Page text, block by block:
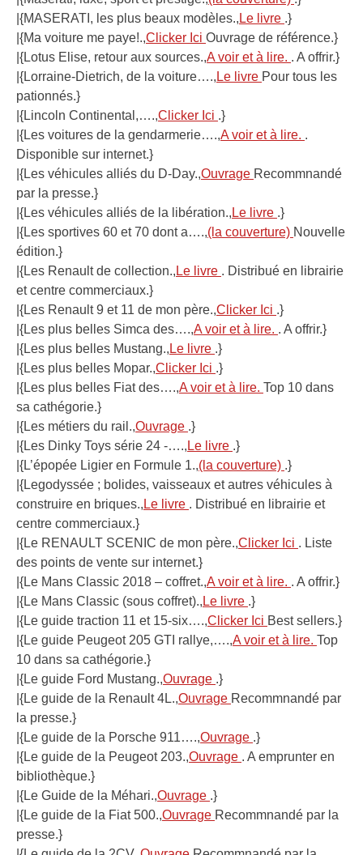
|{MASERATI, les plus beaux modèles., Le livre .}
|{Ma voiture me paye!.,Clicker Ici Ouvrage de référence.}
|{Lotus Elise, retour aux sources.,A voir et à lire. . A offrir.}
|{Lorraine-Dietrich, de la voiture…., Le livre Pour tous les
pationnés.}
|{Lincoln Continental,….,Clicker Ici .}
|{Les voitures de la gendarmerie….,A voir et à lire. .
Disponible sur internet.}
|{Les véhicules alliés du D-Day.,Ouvrage Recommnandé
par la presse.}
|{Les véhicules alliés de la libération., Le livre .}
|{Les sportives 60 et 70 dont a….,(la couverture) Nouvelle
édition.}
|{Les Renault de collection., Le livre . Distribué en librairie
et centre commerciaux.}
|{Les Renault 9 et 11 de mon père.,Clicker Ici .}
|{Les plus belles Simca des….,A voir et à lire. . A offrir.}
|{Les plus belles Mustang., Le livre .}
|{Les plus belles Mopar.,Clicker Ici .}
|{Les plus belles Fiat des….,A voir et à lire. Top 10 dans
sa cathégorie.}
|{Les métiers du rail.,Ouvrage .}
|{Les Dinky Toys série 24 -…., Le livre .}
|{L’épopée Ligier en Formule 1.,(la couverture) .}
|{Legodyssée ; bolides, vaisseaux et autres véhicules à
construire en briques., Le livre . Distribué en librairie et
centre commerciaux.}
|{Le RENAULT SCENIC de mon père.,Clicker Ici . Liste
des points de vente sur internet.}
|{Le Mans Classic 2018 – coffret.,A voir et à lire. . A offrir.}
|{Le Mans Classic (sous coffret)., Le livre .}
|{Le guide traction 11 et 15-six….,Clicker Ici Best sellers.}
|{Le guide Peugeot 205 GTI rallye,….,A voir et à lire. Top
10 dans sa cathégorie.}
|{Le guide Ford Mustang.,Ouvrage .}
|{Le guide de la Renault 4L.,Ouvrage Recommnandé par
la presse.}
|{Le guide de la Porsche 911….,Ouvrage .}
|{Le guide de la Peugeot 203.,Ouvrage . A emprunter en
bibliothèque.}
|{Le Guide de la Méhari.,Ouvrage .}
|{Le guide de la Fiat 500.,Ouvrage Recommnandé par la
presse.}